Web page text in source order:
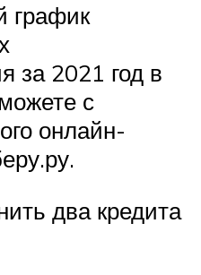
график
за 2021 год в
с
онлайн-
два кредита